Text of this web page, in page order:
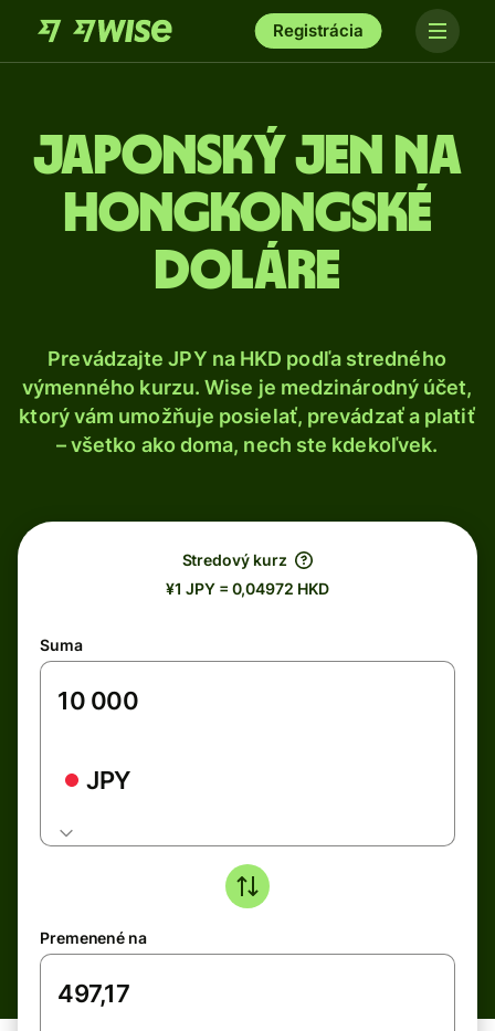
Registrácia
Japonský jen na
hongkongské
doláre
Prevádzajte JPY na HKD podľa stredného
výmenného kurzu. Wise je medzinárodný účet,
ktorý vám umožňuje posielať, prevádzať a platiť
– všetko ako doma, nech ste kdekoľvek.
Stredový kurz
¥1 JPY = 0,04972 HKD
Suma
JPY
Premenené na